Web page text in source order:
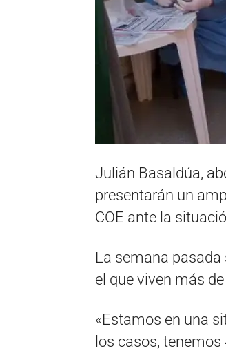
Julián Basaldúa,
presentarán un
COE ante la
La semana pasada
el que viven más
«Estamos en una
los casos,